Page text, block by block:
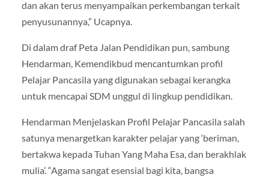
dan akan terus menyampaikan perkembangan terkait
penyusunannya,” Ucapnya.
Di dalam draf Peta Jalan Pendidikan pun, sambung
Hendarman, Kemendikbud mencantumkan profil
Pelajar Pancasila yang digunakan sebagai kerangka
untuk mencapai SDM unggul di lingkup pendidikan.
Hendarman Menjelaskan Profil Pelajar Pancasila salah
satunya menargetkan karakter pelajar yang ‘beriman,
bertakwa kepada Tuhan Yang Maha Esa, dan berakhlak
mulia’. “Agama sangat esensial bagi kita, bangsa